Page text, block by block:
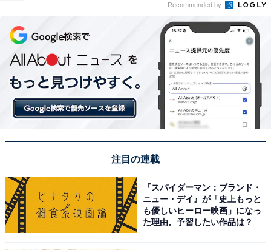
いろんな地域のプリンを食べてみたいです」（30代女性
／埼玉県）、「SNSなどで拝見したことがあり買いたく
なったから」（20代男性／福岡県）、「パッケージの可
愛さとなめらかな口どけが大好きなプリンです！」（40
代女性／高知県）といった声がありました。
※回答者のコメントは原文ママです
10位までの全ランキング結果を見
Recommended by
注目の連載
『スパイダーマン：ブランド・
ニュー・デイ』が「史上もっと
も優しいヒーロー映画」になっ
た理由。予習したい作品は？